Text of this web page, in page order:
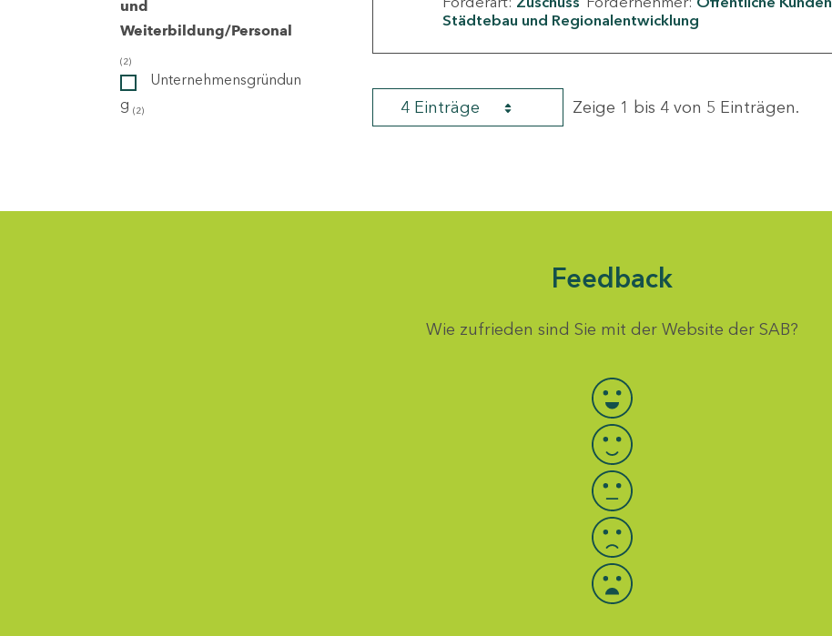
und
Weiterbildung/Personal
(2)
Unternehmensgründun
g (2)
Städtebau und Regionalentwicklung
4 Einträge Zeige 1 bis 4 von 5 Einträgen.
Feedback
Wie zufrieden sind Sie mit der Website der SAB?
Bewertung auswählen